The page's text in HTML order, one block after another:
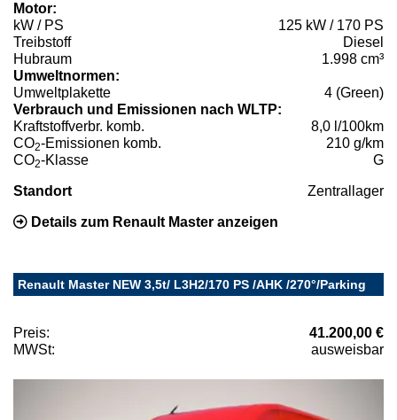
Motor:
kW / PS
125 kW / 170 PS
Treibstoff
Diesel
Hubraum
1.998 cm³
Umweltnormen:
Umweltplakette
4 (Green)
Verbrauch und Emissionen nach WLTP:
Kraftstoffverbr. komb.
8,0 l/100km
CO2-Emissionen komb.
210 g/km
CO2-Klasse G
Standort Zentrallager
Details zum Renault Master anzeigen
Renault Master NEW 3,5t/ L3H2/170 PS /AHK /270°/Parking
Preis:
41.200,00 €
MWSt:
ausweisbar